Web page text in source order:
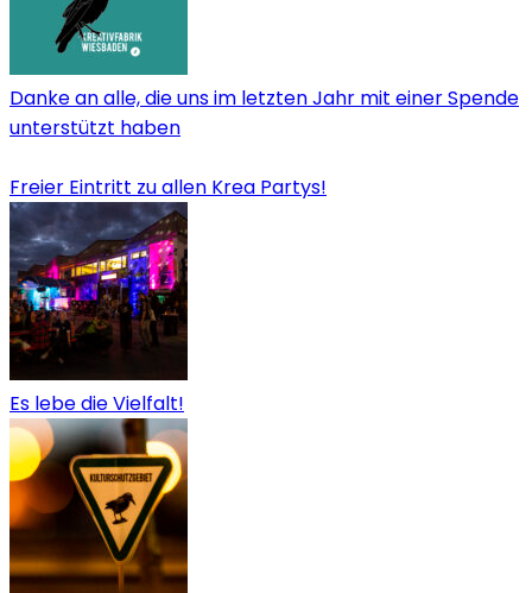
Danke an alle, die uns im letzten Jahr mit einer Spende
unterstützt haben
Freier Eintritt zu allen Krea Partys!
Es lebe die Vielfalt!